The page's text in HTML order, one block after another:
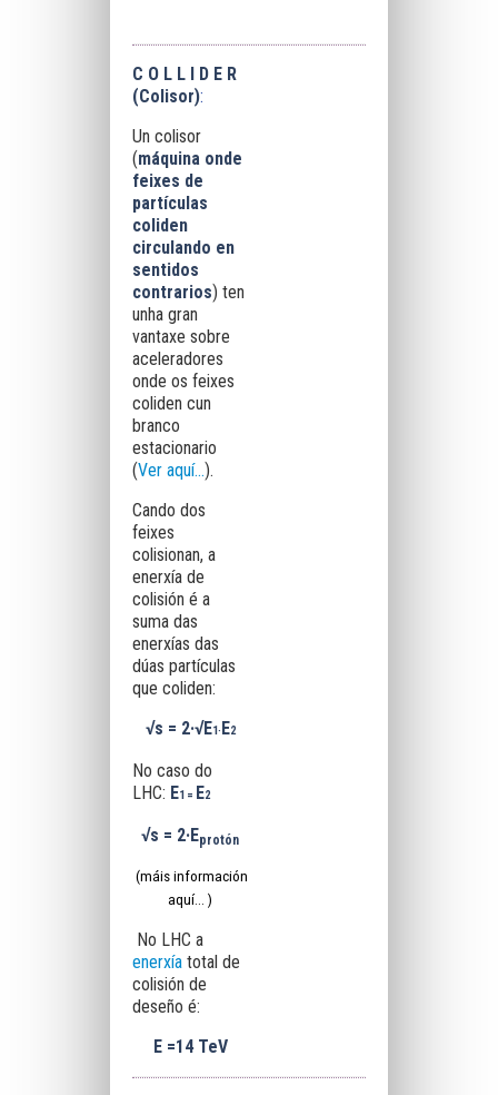
C O L L I D E R
(Colisor):
Un colisor
(máquina onde
feixes de
partículas
coliden
circulando en
sentidos
contrarios) ten
unha gran
vantaxe sobre
aceleradores
onde os feixes
coliden cun
branco
estacionario
(Ver aquí...).
Cando dos
feixes
colisionan, a
enerxía de
colisión é a
suma das
enerxías das
dúas partículas
que coliden:
√s = 2·√E1·E2
No caso do
LHC: E1 = E2
√s = 2·Eprotón
(máis información
aquí...)
No LHC a
enerxía total de
colisión de
deseño é:
E =14 TeV